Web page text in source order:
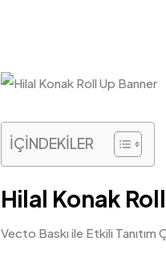
İÇİNDEKİLER
Hilal Konak
Vecto Baskı ile Etkili Tanıtım